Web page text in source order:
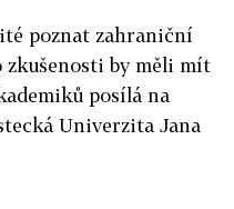
poznat zahraniční
zkušenosti by měli mít
posílá na
Univerzita Jana